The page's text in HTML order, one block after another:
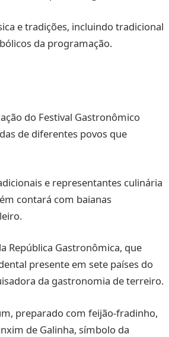
e tradições, incluindo tradicional
da programação.
do Festival Gastronômico
de diferentes povos que
e representantes culinária
contará com baianas
República Gastronômica, que
presente em sete países do
da gastronomia de terreiro.
preparado com feijão-fradinho,
de Galinha, símbolo da